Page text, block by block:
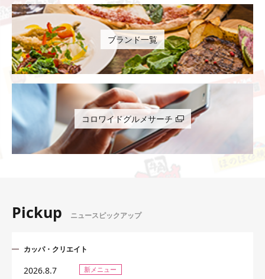
ブランド一覧
コロワイドグルメサーチ
Pickup ニュースピックアップ
カッパ・クリエイト
2026.8.7 新メニュー